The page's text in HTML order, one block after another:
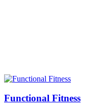
Functional Fitness